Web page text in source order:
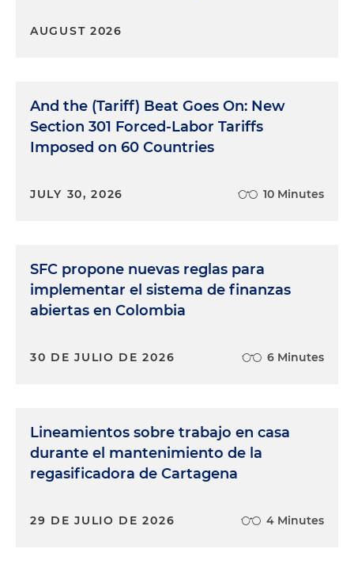
AUGUST 2026
And the (Tariff) Beat Goes On: New
Section 301 Forced-Labor Tariffs
Imposed on 60 Countries
JULY 30, 2026 10 Minutes
SFC propone nuevas reglas para
implementar el sistema de finanzas
abiertas en Colombia
30 DE JULIO DE 2026 6 Minutes
Lineamientos sobre trabajo en casa
durante el mantenimiento de la
regasificadora de Cartagena
29 DE JULIO DE 2026 4 Minutes